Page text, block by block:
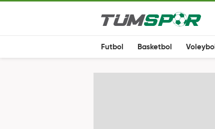
Futbol Basketbol Voleybol